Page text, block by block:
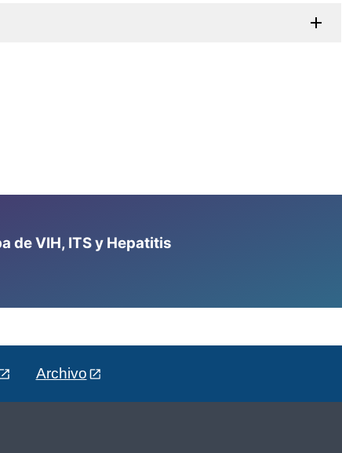
de VIH, ITS y Hepatitis
Archivo